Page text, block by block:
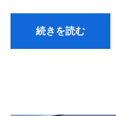
続きを読む